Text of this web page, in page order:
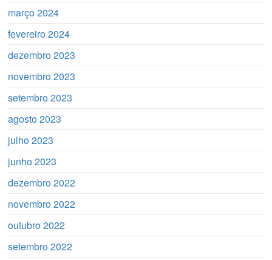
março 2024
fevereiro 2024
dezembro 2023
novembro 2023
setembro 2023
agosto 2023
julho 2023
junho 2023
dezembro 2022
novembro 2022
outubro 2022
setembro 2022